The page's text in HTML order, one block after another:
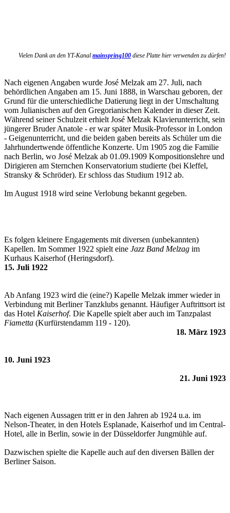
Vielen Dank an den YT-Kanal mainspring100 diese Platte hier verwenden zu dürfen!
Nach eigenen Angaben wurde José Melzak am 27. Juli, nach
behördlichen Angaben am 15. Juni 1888, in Warschau geboren, der
Grund für die unterschiedliche Datierung liegt in der Umschaltung
vom Julianischen auf den Gregorianischen Kalender in dieser Zeit.
Während seiner Schulzeit erhielt José Melzak Klavierunterricht, sein
jüngerer Bruder Anatole - er war später Musik-Professor in London
- Geigenunterricht, und die beiden gaben bereits als Schüler um die
Jahrhundertwende öffentliche Konzerte. Um 1905 zog die Familie
nach Berlin, wo José Melzak ab 01.09.1909 Kompositionslehre und
Dirigieren am Sternchen Konservatorium studierte (bei Kleffel,
Stransky & Schröder). Er schloss das Studium 1912 ab.
Im August 1918 wird seine Verlobung bekannt gegeben.
Es folgen kleinere Engagements mit diversen (unbekannten)
Kapellen. Im Sommer 1922 spielt eine Jazz Band Melzag im
Kurhaus Kaiserhof (Heringsdorf).
15. Juli 1922
Ab Anfang 1923 wird die (eine?) Kapelle Melzak immer wieder in
Verbindung mit Berliner Tanzklubs genannt. Häufiger Auftrittsort ist
das Hotel Kaiserhof. Die Kapelle spielt aber auch im Tanzpalast
Fiametta (Kurfürstendamm 119 - 120).
18. März 1923
10. Juni 1923
21. Juni 1923
Nach eigenen Aussagen tritt er in den Jahren ab 1924 u.a. im
Nelson-Theater, in den Hotels Esplanade, Kaiserhof und im Central-
Hotel, alle in Berlin, sowie in der Düsseldorfer Jungmühle auf.
Dazwischen spielte die Kapelle auch auf den diversen Bällen der
Berliner Saison.